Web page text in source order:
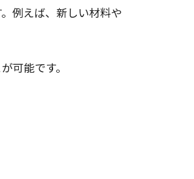
例えば、新しい材料や
可能です。